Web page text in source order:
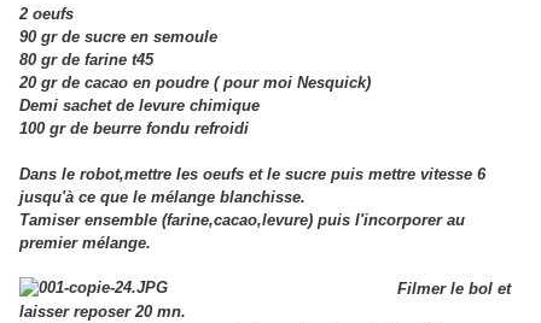
2 oeufs
90 gr de sucre en semoule
80 gr de farine t45
20 gr de cacao en poudre ( pour moi Nesquick)
Demi sachet de levure chimique
100 gr de beurre fondu refroidi
Dans le robot,mettre les oeufs et le sucre puis mettre vitesse 6
jusqu'à ce que le mélange blanchisse.
Tamiser ensemble (farine,cacao,levure) puis l'incorporer au
premier mélange.
Filmer le bol et
laisser reposer 20 mn.